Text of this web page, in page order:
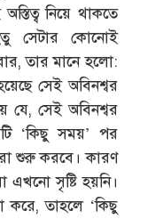
নিয়ে থাকতে
সেটার কোনোই
তার মানে হলো:
সেই অবিনশ্বর
যে, সেই অবিনশ্বর
‘কিছু সময়’ পর
শুরু করবে। কারণ
এখনো সৃষ্টি হয়নি।
করে, তাহলে ‘কিছু